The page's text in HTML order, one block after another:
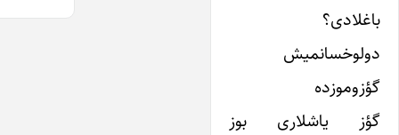
باغلادی؟
دولوخسانمیش
گؤزوموزده
گؤز یاشلاری بوز